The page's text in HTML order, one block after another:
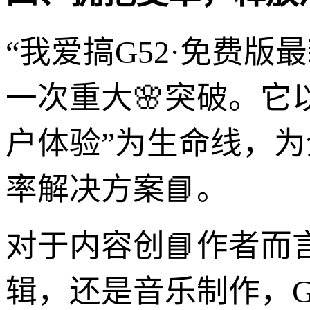
“我爱搞G52·免费版
一次重大🌸突破。它
户体验”为生命线，
率解决方案📘。
对于内容创📘作者而
辑，还是音乐制作，